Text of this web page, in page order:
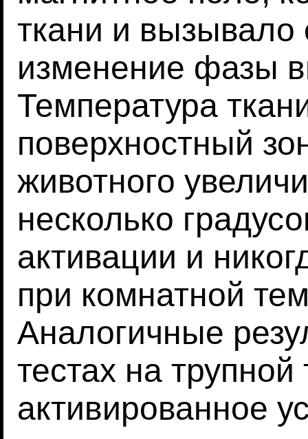
ткани и вызывало
изменение фазы
Температура
поверхностный
животного
несколько
активации и
при комнатной
Аналогичные
тестах на
активированное